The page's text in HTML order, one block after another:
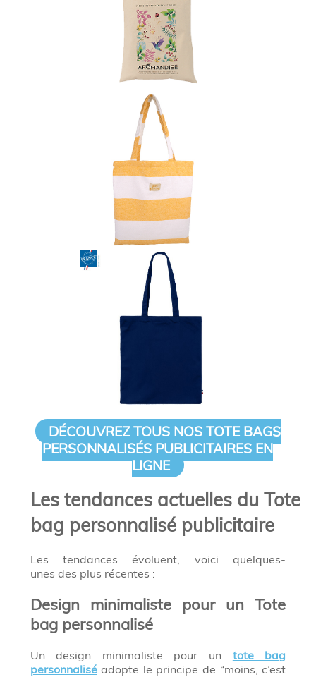
DÉCOUVREZ TOUS NOS TOTE BAGS
PERSONNALISÉS PUBLICITAIRES EN
LIGNE
Les tendances actuelles du Tote
bag personnalisé publicitaire
Les tendances évoluent, voici quelques-
unes des plus récentes :
Design minimaliste pour un Tote
bag personnalisé
Un design minimaliste pour un tote bag
personnaliséadopte le principe de “moins, c’est